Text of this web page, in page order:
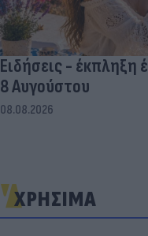
Ειδήσεις - έκπληξη
8 Αυγούστου
08.08.2026
ΧΡΗΣΙΜΑ